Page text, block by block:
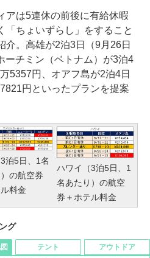
は5連休の前後に有給休暇
「ちょいずらし」をすること
介。高雄が2泊3日（9月26日
ーチミン（ベトナム）が3泊4
5357円、オアフ島が2泊4日
円といったプランを提案
泊5日、1名
の航空券
料金
ハワイ（3泊5日、1
名あたり）の航空
券＋ホテル料金
グ
テント アウトドア